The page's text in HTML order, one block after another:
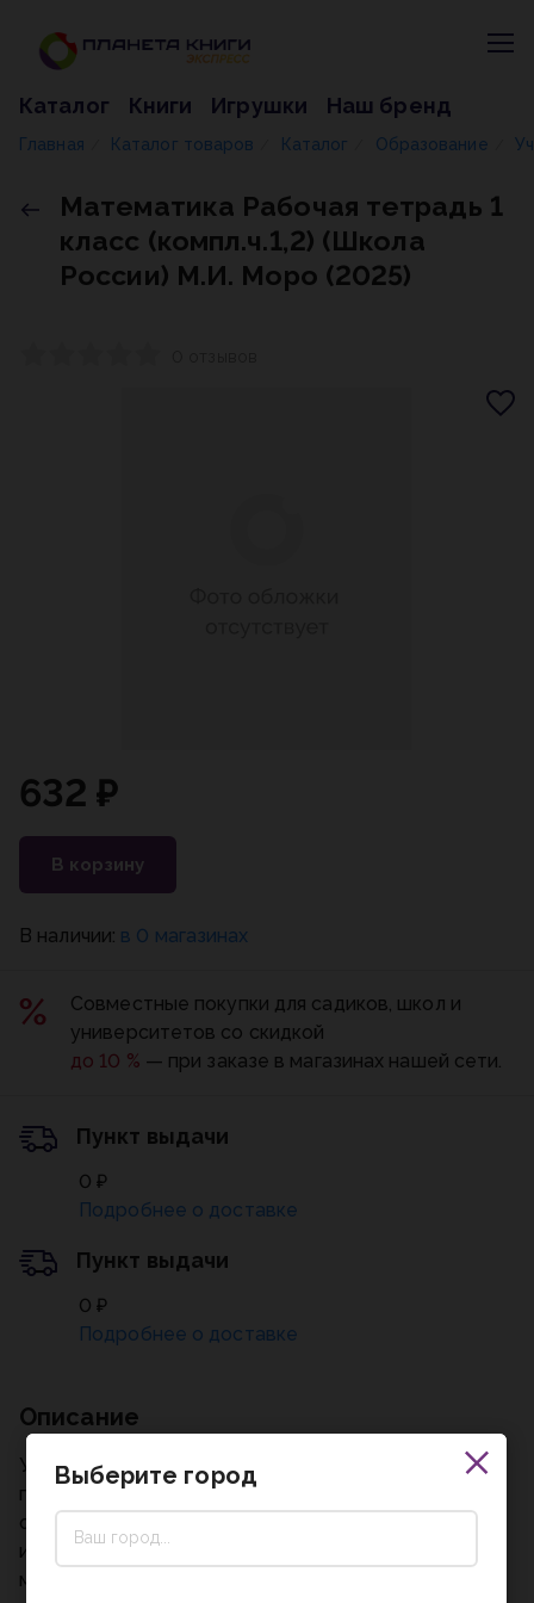
Каталог Книги Игрушки Наш бренд
Главная Каталог товаров Каталог Образование
Математика Рабочая тетрадь 1
класс (компл.ч.1,2) (Школа
России) М.И. Моро (2025)
Описание
Учебное издание соответствует образовательной
программе и предназначено для системного
освоения школьной дисциплины. Пособие
используется для изучения теоретического
материала, его закрепления и подготовки к
632 ₽
В корзину
В наличии: в 0 магазинах
Совместные покупки для садиков, школ и
университетов со скидкой
до 10 % — при заказе в магазинах нашей сети.
Пункт выдачи
0 ₽
Подробнее о доставке
Пункт выдачи
0 ₽
Подробнее о доставке
Выберите город